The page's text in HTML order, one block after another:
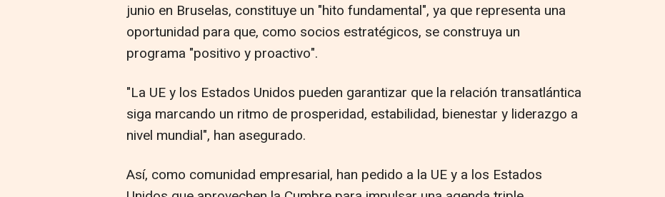
junio en Bruselas, constituye un "hito fundamental", ya que representa una
oportunidad para que, como socios estratégicos, se construya un
programa "positivo y proactivo".
"La UE y los Estados Unidos pueden garantizar que la relación transatlántica
siga marcando un ritmo de prosperidad, estabilidad, bienestar y liderazgo a
nivel mundial", han asegurado.
Así, como comunidad empresarial, han pedido a la UE y a los Estados